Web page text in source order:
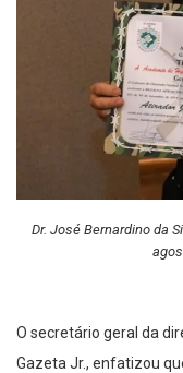
Dr. José Bernardino da
O secretário geral da
Gazeta Jr., enfatizou